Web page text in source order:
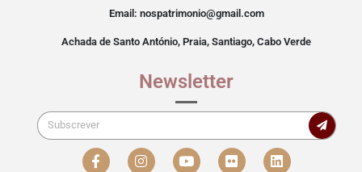
Email: nospatrimonio@gmail.com
Achada de Santo António, Praia, Santiago, Cabo Verde
Newsletter